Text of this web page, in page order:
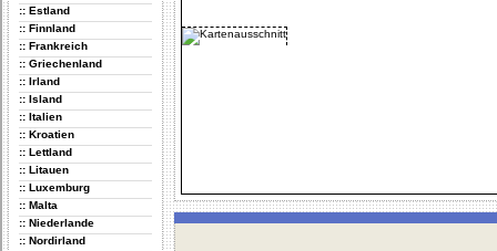
:: Estland
:: Finnland
:: Frankreich
:: Griechenland
:: Irland
:: Island
:: Italien
:: Kroatien
:: Lettland
:: Litauen
:: Luxemburg
:: Malta
:: Niederlande
:: Nordirland